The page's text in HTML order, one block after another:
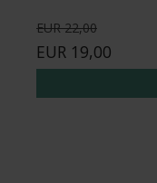
EUR 22,00
EUR 19,00